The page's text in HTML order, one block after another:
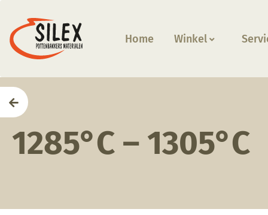
Home Winkel
1285°C – 1305°C